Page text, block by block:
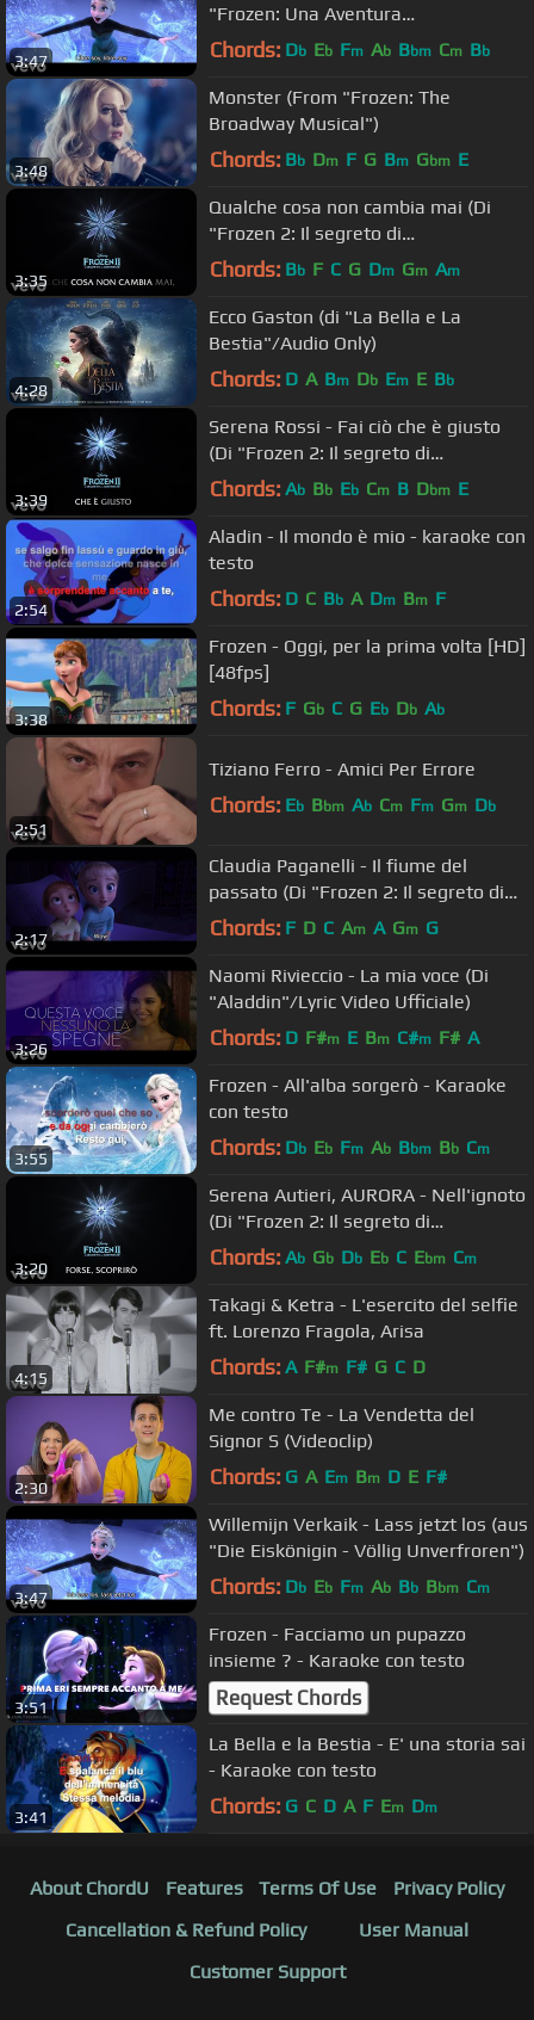
3:47
"Frozen: Una Aventura
Congelada"/Con letra)
Chords: Db Eb Fm Ab Bbm Cm Bb
3:48
Monster (From "Frozen: The
Broadway Musical")
Chords: Bb Dm F G Bm Gbm E
3:35
Qualche cosa non cambia mai (Di
"Frozen 2: Il segreto di
Arendelle"/Lyric Video)
Chords: Bb F C G Dm Gm Am
4:28
Ecco Gaston (di "La Bella e La
Bestia"/Audio Only)
Chords: D A Bm Db Em E Bb
3:39
Serena Rossi - Fai ciò che è giusto
(Di "Frozen 2: Il segreto di
Arendelle"/Lyric Video)
Chords: Ab Bb Eb Cm B Dbm E
2:54
Aladin - Il mondo è mio - karaoke con
testo
Chords: D C Bb A Dm Bm F
3:38
Frozen - Oggi, per la prima volta [HD]
[48fps]
Chords: F Gb C G Eb Db Ab
2:51
Tiziano Ferro - Amici Per Errore
Chords: Eb Bbm Ab Cm Fm Gm Db
2:17
Claudia Paganelli - Il fiume del
passato (Di "Frozen 2: Il segreto di
Arendelle")
Chords: F D C Am A Gm G
3:26
Naomi Rivieccio - La mia voce (Di
"Aladdin"/Lyric Video Ufficiale)
Chords: D F#m E Bm C#m F# A
3:55
Frozen - All'alba sorgerò - Karaoke
con testo
Chords: Db Eb Fm Ab Bbm Bb Cm
3:20
Serena Autieri, AURORA - Nell'ignoto
(Di "Frozen 2: Il segreto di
Arendelle"/Lyric Video)
Chords: Ab Gb Db Eb C Ebm Cm
4:15
Takagi & Ketra - L'esercito del selfie
ft. Lorenzo Fragola, Arisa
Chords: A F#m F# G C D
2:30
Me contro Te - La Vendetta del
Signor S (Videoclip)
Chords: G A Em Bm D E F#
3:47
Willemijn Verkaik - Lass jetzt los (aus
"Die Eiskönigin - Völlig Unverfroren")
Chords: Db Eb Fm Ab Bb Bbm Cm
3:51
Frozen - Facciamo un pupazzo
insieme ? - Karaoke con testo
Request Chords
3:41
La Bella e la Bestia - E' una storia sai
- Karaoke con testo
Chords: G C D A F Em Dm
About ChordU Features Terms Of Use
Privacy Policy
Cancellation & Refund Policy
User Manual
Customer Support